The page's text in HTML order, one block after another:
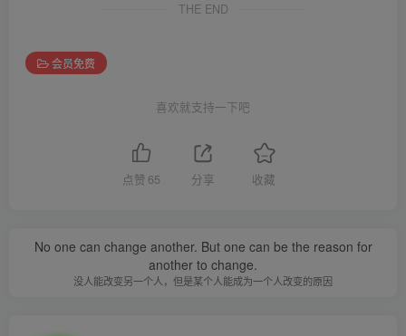
THE END
会员免费
喜欢就支持一下吧
点赞 65 分享 收藏
No one can change another. But one can be the reason for
another to change.
没人能改变另一个人，但是某个人能成为一个人改变的原因